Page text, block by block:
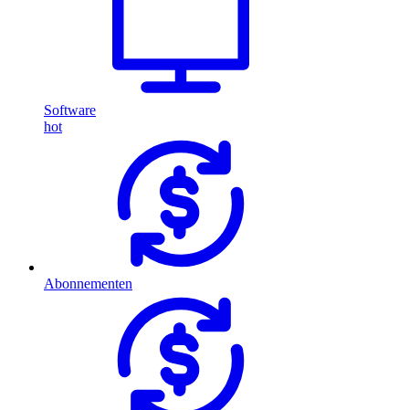
Software
hot
Abonnementen